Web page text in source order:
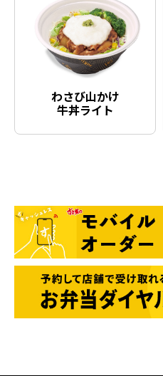
わさび山かけ
牛丼ライト